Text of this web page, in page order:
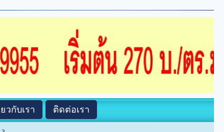
ยวกับเรา ติดต่อเรา